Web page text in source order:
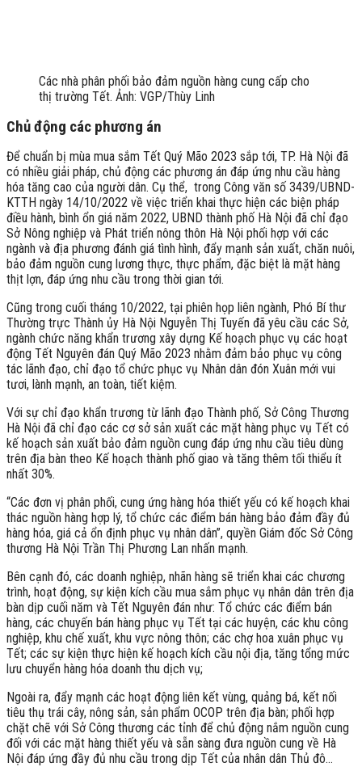
Các nhà phân phối bảo đảm nguồn hàng cung cấp cho
thị trường Tết. Ảnh: VGP/Thùy Linh
Chủ động các phương án
Để chuẩn bị mùa mua sắm Tết Quý Mão 2023 sắp tới, TP. Hà Nội đã
có nhiều giải pháp, chủ động các phương án đáp ứng nhu cầu hàng
hóa tăng cao của người dân. Cụ thể, trong Công văn số 3439/UBND-
KTTH ngày 14/10/2022 về việc triển khai thực hiện các biện pháp
điều hành, bình ổn giá năm 2022, UBND thành phố Hà Nội đã chỉ đạo
Sở Nông nghiệp và Phát triển nông thôn Hà Nội phối hợp với các
ngành và địa phương đánh giá tình hình, đẩy mạnh sản xuất, chăn nuôi,
bảo đảm nguồn cung lương thực, thực phẩm, đặc biệt là mặt hàng
thịt lợn, đáp ứng nhu cầu trong thời gian tới.
Cũng trong cuối tháng 10/2022, tại phiên họp liên ngành, Phó Bí thư
Thường trực Thành ủy Hà Nội Nguyễn Thị Tuyến đã yêu cầu các Sở,
ngành chức năng khẩn trương xây dựng Kế hoạch phục vụ các hoạt
động Tết Nguyên đán Quý Mão 2023 nhằm đảm bảo phục vụ công
tác lãnh đạo, chỉ đạo tổ chức phục vụ Nhân dân đón Xuân mới vui
tươi, lành mạnh, an toàn, tiết kiệm.
Với sự chỉ đạo khẩn trương từ lãnh đạo Thành phố, Sở Công Thương
Hà Nội đã chỉ đạo các cơ sở sản xuất các mặt hàng phục vụ Tết có
kế hoạch sản xuất bảo đảm nguồn cung đáp ứng nhu cầu tiêu dùng
trên địa bàn theo Kế hoạch thành phố giao và tăng thêm tối thiểu ít
nhất 30%.
“Các đơn vị phân phối, cung ứng hàng hóa thiết yếu có kế hoạch khai
thác nguồn hàng hợp lý, tổ chức các điểm bán hàng bảo đảm đầy đủ
hàng hóa, giá cả ổn định phục vụ nhân dân”, quyền Giám đốc Sở Công
thương Hà Nội Trần Thị Phương Lan nhấn mạnh.
Bên cạnh đó, các doanh nghiệp, nhãn hàng sẽ triển khai các chương
trình, hoạt động, sự kiện kích cầu mua sắm phục vụ nhân dân trên địa
bàn dịp cuối năm và Tết Nguyên đán như: Tổ chức các điểm bán
hàng, các chuyến bán hàng phục vụ Tết tại các huyện, các khu công
nghiệp, khu chế xuất, khu vực nông thôn; các chợ hoa xuân phục vụ
Tết; các sự kiện thực hiện kế hoạch kích cầu nội địa, tăng tổng mức
lưu chuyển hàng hóa doanh thu dịch vụ;
Ngoài ra, đẩy mạnh các hoạt động liên kết vùng, quảng bá, kết nối
tiêu thụ trái cây, nông sản, sản phẩm OCOP trên địa bàn; phối hợp
chặt chẽ với Sở Công thương các tỉnh để chủ động nắm nguồn cung
đối với các mặt hàng thiết yếu và sẵn sàng đưa nguồn cung về Hà
Nội đáp ứng đầy đủ nhu cầu trong dịp Tết của nhân dân Thủ đô…